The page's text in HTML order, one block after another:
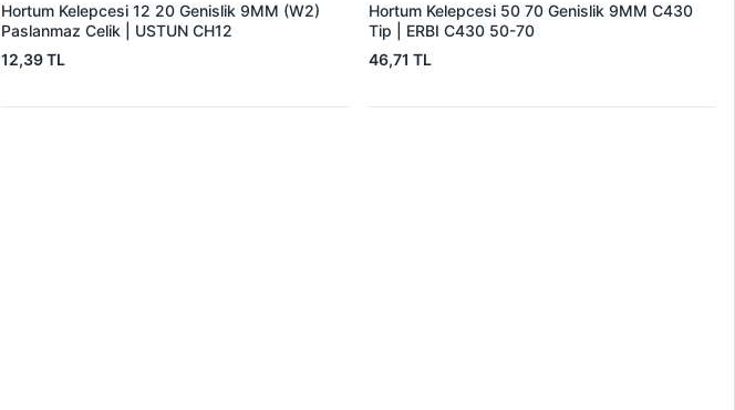
Hortum Kelepcesi 12 20 Genislik 9MM (W2)
Paslanmaz Celik | USTUN CH12
12,39 TL
Hortum Kelepcesi 50 70 Genislik 9MM C430
Tip | ERBI C430 50-70
46,71 TL